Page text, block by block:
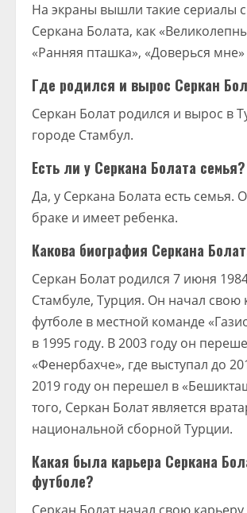
На экраны вышли такие сериалы
Серкана Болата, как
«Ранняя пташка», «Доверься
Где родился и вырос Серкан
Серкан Болат родился и вырос в
городе Стамбул.
Есть ли у Серкана Болата семья?
Да, у Серкана Болата есть семья.
браке и имеет ребенка.
Какова биография Серкана
Серкан Болат родился 7 июня
Стамбуле, Турция. Он начал свою
футболе в местной команде
в 1995 году. В 2003 году он
«Фенербахче», где выступал до
2019 году он перешел в
того, Серкан Болат является
национальной сборной Турции.
Какая была карьера Серкана
футболе?